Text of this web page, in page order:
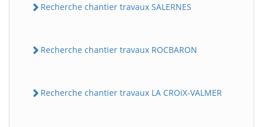
Recherche chantier travaux SALERNES
Recherche chantier travaux ROCBARON
Recherche chantier travaux LA CROiX-VALMER